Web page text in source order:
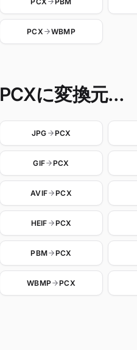
PCX WBMP
PCXに変換元...
JPG PCX
GIF PCX
AVIF PCX
HEIF PCX
PBM PCX
WBMP PCX